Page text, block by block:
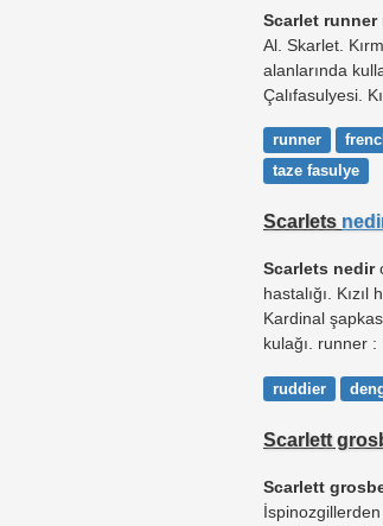
Scarlet runner
Al. Skarlet.
alanlarında
Çalıfasulyesi.
runner
taze fasulye
Scarlets
Scarlets nedir
hastalığı.
Kardinal
kulağı. runner
ruddier
Scarlett
Scarlett